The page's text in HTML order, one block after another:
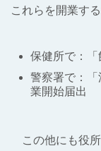
これらを開業す
保健所で：
警察署で：
業開始届出
この他にも役所